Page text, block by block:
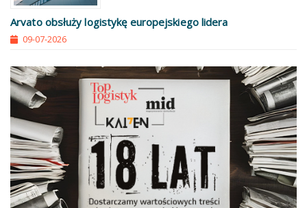
Arvato obsłuży logistykę europejskiego lidera
09-07-2026